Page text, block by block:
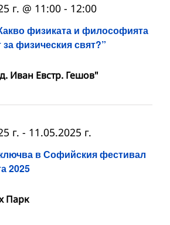
физиката и философията
за физическия свят?”
г. @ 11:00 - 12:00
Иван Евстр. Гешов"
в Софийския фестивал
2025
г. - 11.05.2025 г.
Парк